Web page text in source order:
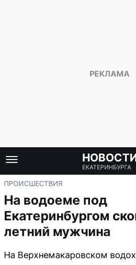
ЕКАТЕРИНБУРГА
ПРОИСШЕСТВИЯ
На водоеме под
Екатеринбургом
летний мужчина
На Верхнемакаровском